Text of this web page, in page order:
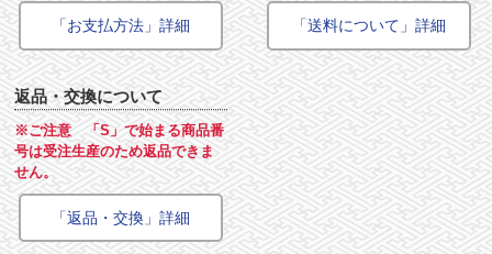
「お支払方法」詳細 「送料について」詳細
返品・交換について
※ご注意 「S」で始まる商品番
号は受注生産のため返品できま
せん。
「返品・交換」詳細